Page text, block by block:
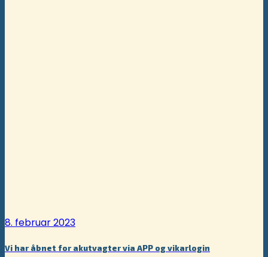
8. februar 2023
Vi har åbnet for akutvagter via APP og vikarlogin